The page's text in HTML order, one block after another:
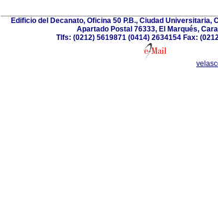
Edificio del Decanato, Oficina 50 P.B., Ciudad Universitaria,
Apartado Postal 76333, El Marqués,
Tlfs: (0212) 5619871 (0414) 2634154 Fax: